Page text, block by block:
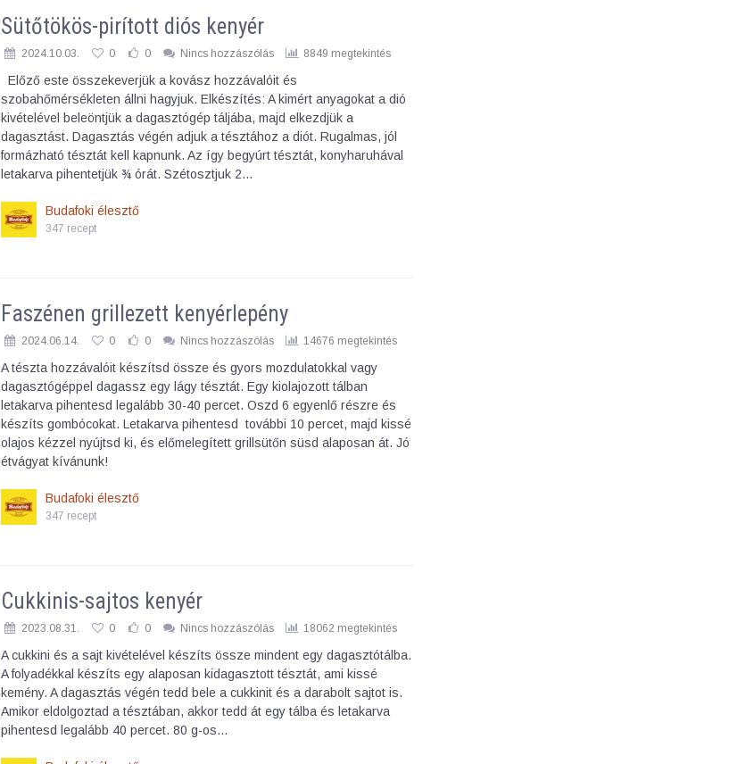
Sütőtökös-pirított diós kenyér
2024.10.03. 0 0 Nincs hozzászólás 8849 megtekintés
Előző este összekeverjük a kovász hozzávalóit és
szobahőmérsékleten állni hagyjuk. Elkészítés: A kimért anyagokat a dió
kivételével beleöntjük a dagasztógép táljába, majd elkezdjük a
dagasztást. Dagasztás végén adjuk a tésztához a diót. Rugalmas, jól
formázható tésztát kell kapnunk. Az így begyúrt tésztát, konyharuhával
letakarva pihentetjük ¾ órát. Szétosztjuk 2…
Budafoki élesztő
347 recept
Faszénen grillezett kenyérlepény
2024.06.14. 0 0 Nincs hozzászólás 14676 megtekintés
A tészta hozzávalóit készítsd össze és gyors mozdulatokkal vagy
dagasztógéppel dagassz egy lágy tésztát. Egy kiolajozott tálban
letakarva pihentesd legalább 30-40 percet. Oszd 6 egyenlő részre és
készíts gombócokat. Letakarva pihentesd további 10 percet, majd kissé
olajos kézzel nyújtsd ki, és előmelegített grillsütőn süsd alaposan át. Jó
étvágyat kívánunk!
Budafoki élesztő
347 recept
Cukkinis-sajtos kenyér
2023.08.31. 0 0 Nincs hozzászólás 18062 megtekintés
A cukkini és a sajt kivételével készíts össze mindent egy dagasztótálba.
A folyadékkal készíts egy alaposan kidagasztott tésztát, ami kissé
kemény. A dagasztás végén tedd bele a cukkinit és a darabolt sajtot is.
Amikor eldolgoztad a tésztában, akkor tedd át egy tálba és letakarva
pihentesd legalább 40 percet. 80 g-os…